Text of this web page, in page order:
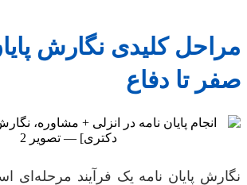
مراحل کلیدی نگارش
صفر تا دفاع
نگارش پایان نامه یک فرآیند مرحله‌ای